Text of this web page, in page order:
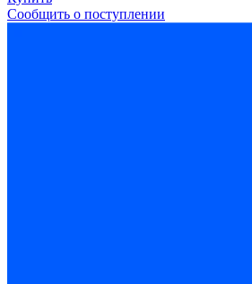
Сообщить о поступлении